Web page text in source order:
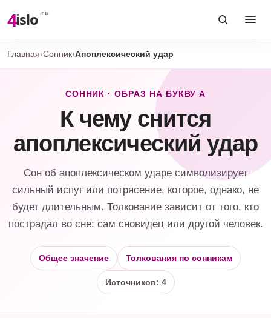
4islo .ru
Главная Сонник Апоплексический удар
СОННИК · ОБРАЗ НА БУКВУ А
К чему снится
апоплексический удар
Сон об апоплексическом ударе символизирует
сильный испуг или потрясение, которое, однако, не
будет длительным. Толкование зависит от того, кто
пострадал во сне: сам сновидец или другой человек.
Общее значение Толкования по сонникам
Источников: 4